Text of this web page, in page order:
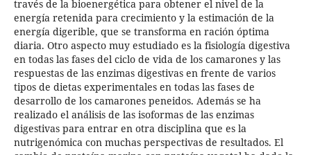
través de la bioenergética para obtener el nivel de la
energía retenida para crecimiento y la estimación de la
energía digerible, que se transforma en ración óptima
diaria. Otro aspecto muy estudiado es la fisiología digestiva
en todas las fases del ciclo de vida de los camarones y las
respuestas de las enzimas digestivas en frente de varios
tipos de dietas experimentales en todas las fases de
desarrollo de los camarones peneidos. Además se ha
realizado el análisis de las isoformas de las enzimas
digestivas para entrar en otra disciplina que es la
nutrigenómica con muchas perspectivas de resultados. El